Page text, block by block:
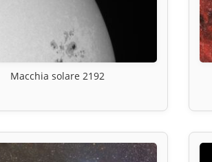
Macchia solare 2192